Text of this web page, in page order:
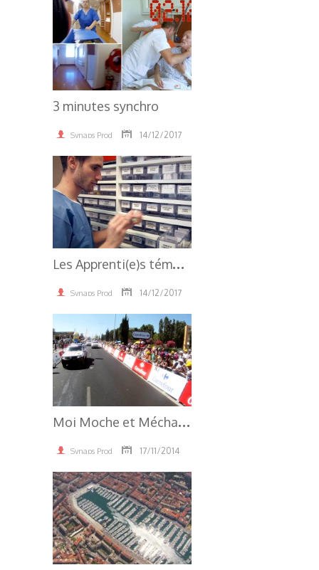
3 minutes synchro
Synaps Prod 14/12/2017
L
es Apprenti(e)s témoignent
Synaps Prod 14/12/2017
M
oi Moche et Méchant 2
Synaps Prod 17/11/2014